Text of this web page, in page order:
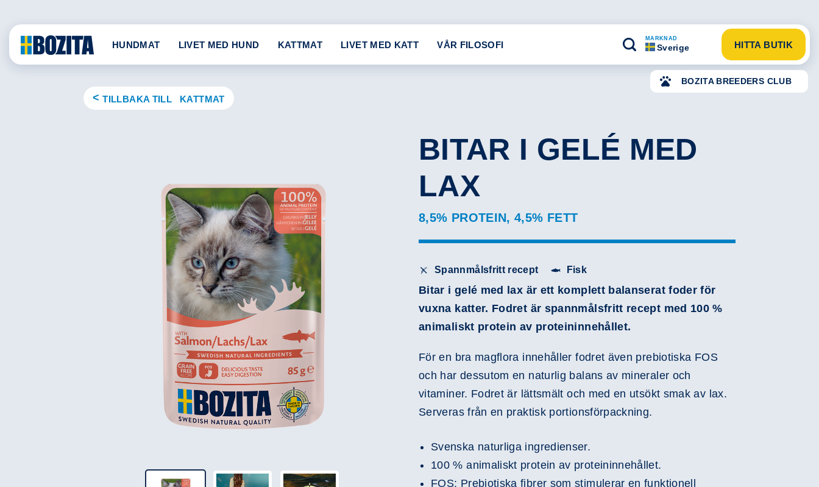
content
BOZITA BREEDERS CLUB
HUNDMAT LIVET MED HUND KATTMAT LIVET MED KATT VÅR FILOSOFI
MARKNAD
Sverige HITTA BUTIK
TILLBAKA TILL KATTMAT
Play
BITAR I GELÉ MED
LAX
8,5% PROTEIN, 4,5% FETT
Spannmålsfritt recept Fisk
Bitar i gelé med lax är ett komplett balanserat foder för
vuxna katter. Fodret är spannmålsfritt recept med 100 %
animaliskt protein av proteininnehållet.
För en bra magflora innehåller fodret även prebiotiska FOS
och har dessutom en naturlig balans av mineraler och
vitaminer. Fodret är lättsmält och med en utsökt smak av lax.
Serveras från en praktisk portionsförpackning.
Svenska naturliga ingredienser.
100 % animaliskt protein av proteininnehållet.
FOS: Prebiotiska fibrer som stimulerar en funktionell